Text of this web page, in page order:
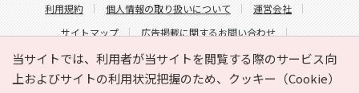
当サイトでは、利用者が当サイトを閲覧する際のサービス向
上およびサイトの利用状況把握のため、クッキー（Cookie）
利用規約
個人情報の取り扱いについて
運営会社
サイトマップ
広告掲載に関するお問い合わせ
サイトの内容に関するお問い合わせ